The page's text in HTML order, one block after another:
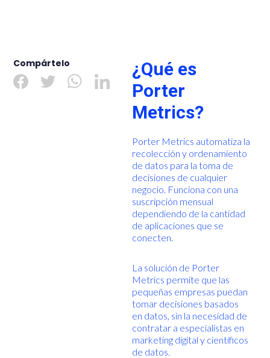
Compártelo
¿Qué es
Porter
Metrics?
Porter Metrics automatiza la
recolección y ordenamiento
de datos para la toma de
decisiones de cualquier
negocio. Funciona con una
suscripción mensual
dependiendo de la cantidad
de aplicaciones que se
conecten.
La solución de Porter
Metrics permite que las
pequeñas empresas puedan
tomar decisiones basados
en datos, sin la necesidad de
contratar a especialistas en
marketing digital y científicos
de datos.